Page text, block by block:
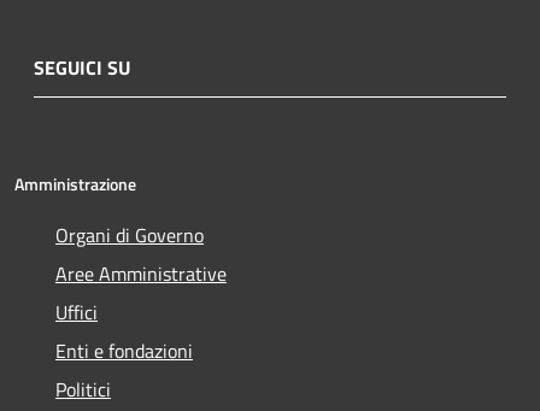
SEGUICI SU
Amministrazione
Organi di Governo
Aree Amministrative
Uffici
Enti e fondazioni
Politici